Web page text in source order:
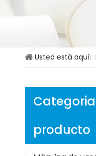
Usted está aquí:
producto